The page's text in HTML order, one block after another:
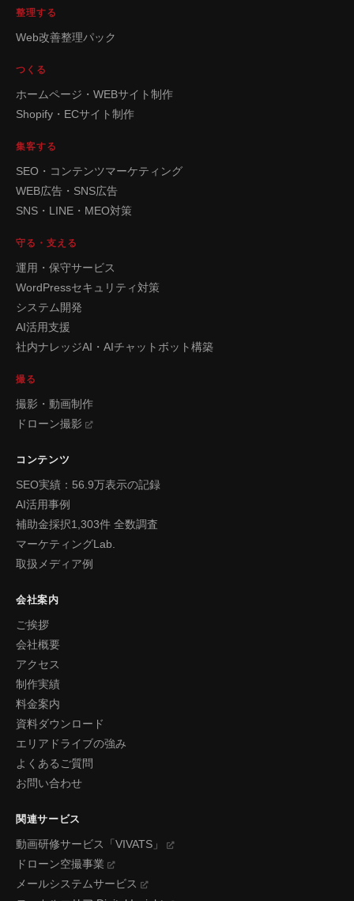
整理する
Web改善整理パック
つくる
ホームページ・WEBサイト制作
Shopify・ECサイト制作
集客する
SEO・コンテンツマーケティング
WEB広告・SNS広告
SNS・LINE・MEO対策
守る・支える
運用・保守サービス
WordPressセキュリティ対策
システム開発
AI活用支援
社内ナレッジAI・AIチャットボット構築
撮る
撮影・動画制作
ドローン撮影
コンテンツ
SEO実績：56.9万表示の記録
AI活用事例
補助金採択1,303件 全数調査
マーケティングLab.
取扱メディア例
会社案内
ご挨拶
会社概要
アクセス
制作実績
料金案内
資料ダウンロード
エリアドライブの強み
よくあるご質問
お問い合わせ
関連サービス
動画研修サービス「VIVATS」
ドローン空撮事業
メールシステムサービス